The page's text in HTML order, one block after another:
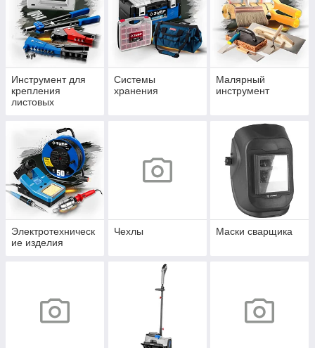
Инструмент для
крепления
листовых
Системы
хранения
Малярный
инструмент
Электротехническ
ие изделия
Чехлы Маски сварщика